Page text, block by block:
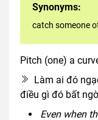
Synonyms:
catch someone
Pitch (one) a
Làm ai đó
điều gì đó bất ngờ
Even when